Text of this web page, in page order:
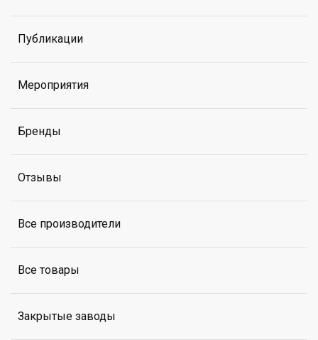
Публикации
Мероприятия
Бренды
Отзывы
Все производители
Все товары
Закрытые заводы